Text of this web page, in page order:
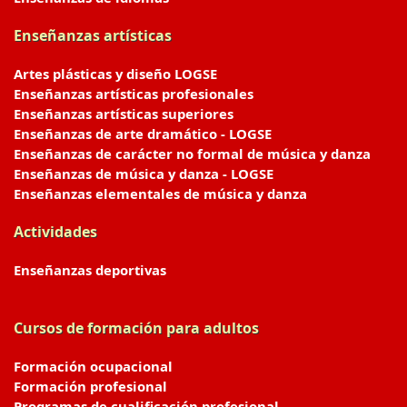
Enseñanzas artísticas
Artes plásticas y diseño LOGSE
Enseñanzas artísticas profesionales
Enseñanzas artísticas superiores
Enseñanzas de arte dramático - LOGSE
Enseñanzas de carácter no formal de música y danza
Enseñanzas de música y danza - LOGSE
Enseñanzas elementales de música y danza
Actividades
Enseñanzas deportivas
Cursos de formación para adultos
Formación ocupacional
Formación profesional